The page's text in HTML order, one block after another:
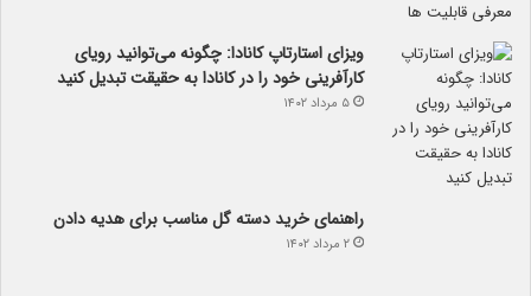
ویزای استارتاپ کانادا: چگونه می‌توانید رویای
کارآفرینی خود را در کانادا به حقیقت تبدیل کنید
۵ مرداد ۱۴۰۲
راهنمای خرید دسته گل مناسب برای هدیه دادن
۲ مرداد ۱۴۰۲